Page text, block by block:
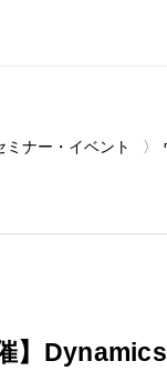
ミナー・イベント
】